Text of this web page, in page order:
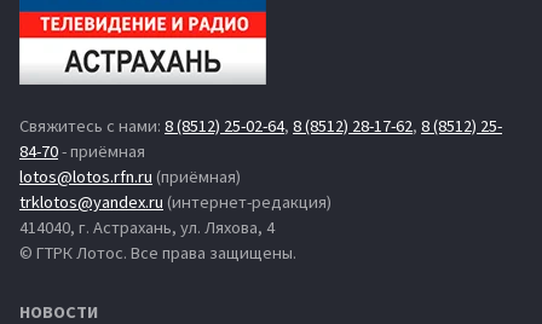
Свяжитесь с нами: 8 (8512) 25-02-64, 8 (8512) 28-17-62, 8 (8512) 25-
84-70- приёмная
lotos@lotos.rfn.ru (приёмная)
trklotos@yandex.ru (интернет-редакция)
414040, г. Астрахань, ул. Ляхова, 4
© ГТРК Лотос. Все права защищены.
НОВОСТИ